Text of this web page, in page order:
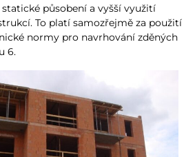
působení a vyšší využití
To platí samozřejmě za použití
normy pro navrhování zděných
6.